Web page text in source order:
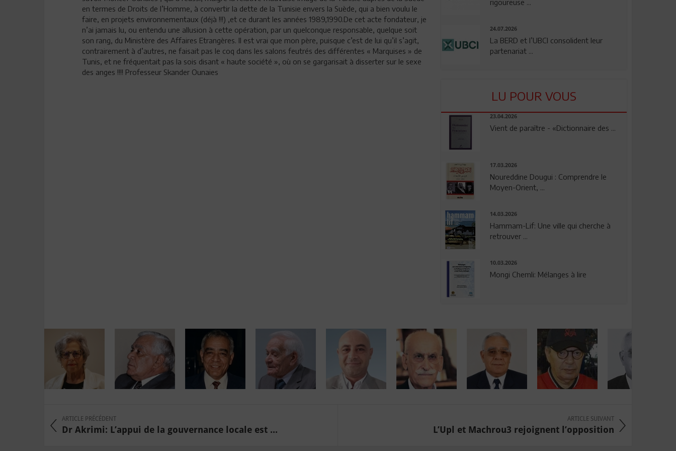
en termes de Droits de l’Homme, à convertir la dette de la Tunisie envers la Suède, qui a bien voulu le
faire, en projets environnementaux (déjà !!!) ,et ce durant les années 1989,1990.De cet acte fondateur, je
n’ai jamais lu, ou entendu une allusion à cette opération, par un quelconque responsable, quelque soit
son rang, du Ministère des Affaires Etrangères. Il est vrai que mon père, puisque c’est de lui qu’il s’agit,
contrairement à d’autres, ne faisait pas le coq dans les salons feutrés des différentes « Marquises » de
Tunis, et ne fréquentait pas la sois disant « haute société », où on se gargarisait à disserter sur le sexe
des anges !!!! Professeur Skander Ounaies
rigoureuse ...
24.07.2026
La BERD et l’UBCI consolident leur
partenariat ...
LU POUR VOUS
23.04.2026
Vient de paraître - «Dictionnaire des ...
17.03.2026
Noureddine Dougui : Comprendre le
Moyen-Orient, ...
14.03.2026
Hammam-Lif: Une ville qui cherche à
retrouver ...
10.03.2026
Mongi Chemli: Mélanges à lire
ARTICLE PRÉCÉDENT
Dr Akrimi: L’appui de la gouvernance locale est ...
ARTICLE SUIVANT
L’Upl et Machrou3 rejoignent l’opposition